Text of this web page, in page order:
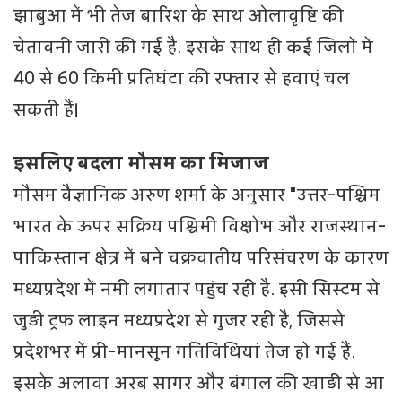
झाबुआ में भी तेज बारिश के साथ ओलावृष्टि की
चेतावनी जारी की गई है. इसके साथ ही कई जिलों में
40 से 60 किमी प्रतिघंटा की रफ्तार से हवाएं चल
सकती हैं।
इसलिए बदला मौसम का मिजाज
मौसम वैज्ञानिक अरुण शर्मा के अनुसार "उत्तर-पश्चिम
भारत के ऊपर सक्रिय पश्चिमी विक्षोभ और राजस्थान-
पाकिस्तान क्षेत्र में बने चक्रवातीय परिसंचरण के कारण
मध्यप्रदेश में नमी लगातार पहुंच रही है. इसी सिस्टम से
जुड़ी ट्रफ लाइन मध्यप्रदेश से गुजर रही है, जिससे
प्रदेशभर में प्री-मानसून गतिविधियां तेज हो गई हैं.
इसके अलावा अरब सागर और बंगाल की खाड़ी से आ